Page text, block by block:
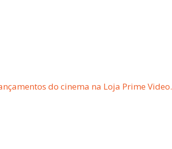
do cinema na Loja Prime Video.